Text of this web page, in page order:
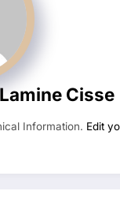
Cisse
Information. Edit